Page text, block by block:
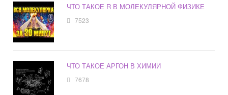
ЧТО ТАКОЕ R В МОЛЕКУЛЯРНОЙ ФИЗИКЕ
7523
ЧТО ТАКОЕ АРГОН В ХИМИИ
7678